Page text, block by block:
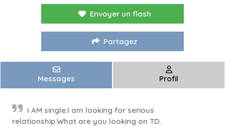
Envoyer un flash
Partagez
Messages Profil
I AM single.I am looking for serious
relationship.What are you looking on TD.